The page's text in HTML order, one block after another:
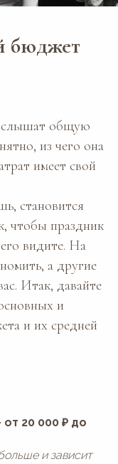
бюджет
общую
из чего она
имеет свой
становится
чтобы праздник
видите. На
а другие
Итак, давайте
и
и их средней
20 000 ₽ до
и зависит